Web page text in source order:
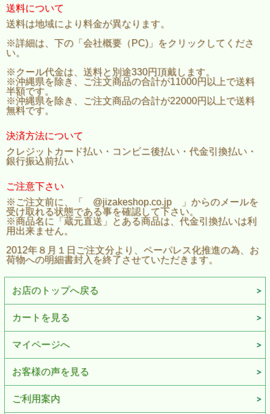
送料について
送料は地域により料金が異なります。
※詳細は、下の「会社概要（PC)」をクリックしてくださ
い。
※クール代金は、送料と別途330円頂戴します。
※沖縄県を除き、ご注文商品の合計が11000円以上で送料
半額です。
※沖縄県を除き、ご注文商品の合計が22000円以上で送料
無料です。
決済方法について
クレジットカード払い・コンビニ後払い・代金引換払い・
銀行振込前払い
ご注意下さい
※ご注文前に、「 @jizakeshop.co.jp 」からのメールを
受け取れる状態である事を確認して下さい。
※商品名に「蔵元直送」とある商品は、代金引換払いは利
用出来ません。
2012年８月１日ご注文分より、ペーパレス化推進の為、お
荷物への明細書封入を終了させていただきます。
お店のトップへ戻る
カートを見る
マイページへ
お客様の声を見る
ご利用案内